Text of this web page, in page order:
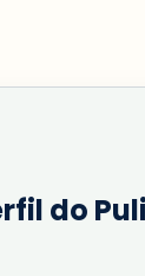
do Puli